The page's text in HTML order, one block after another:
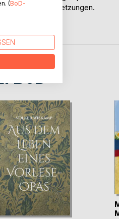
Auseinan-dersetzungen.
BoD
(BoD-